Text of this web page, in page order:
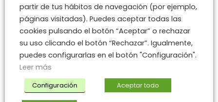
partir de tus hábitos de navegación (por ejemplo,
páginas visitadas). Puedes aceptar todas las
cookies pulsando el botón “Aceptar” o rechazar
su uso clicando el botón “Rechazar”. Igualmente,
puedes configurarlas en el botón "Configuración".
Leer más
Configuración Aceptar todo